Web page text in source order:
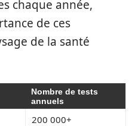
chaque année,
de ces
de la santé
Nombre de tests
annuels
200 000+